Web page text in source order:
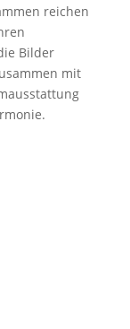
reichen
Bilder
mit